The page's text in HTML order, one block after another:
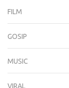
FILM
GOSIP
MUSIC
VIRAL